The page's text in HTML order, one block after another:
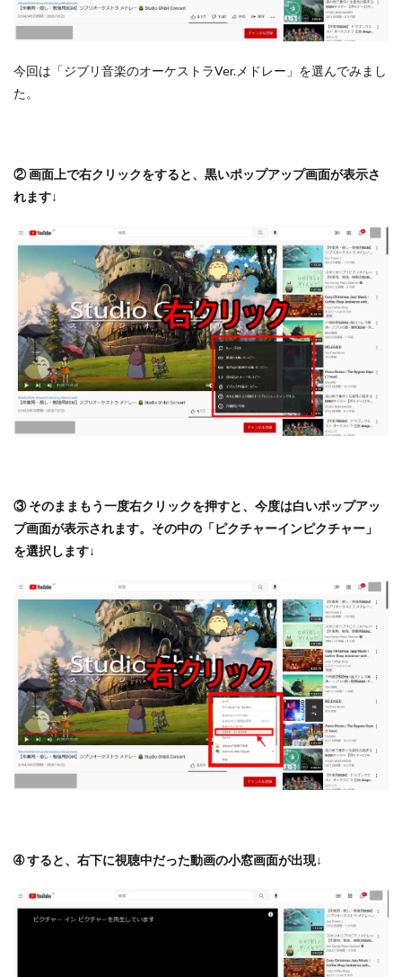
今回は「ジブリ音楽のオーケストラVer.メドレー」を選んでみまし
た。
② 画面上で右クリックをすると、黒いポップアップ画面が表示さ
れます↓
③ そのままもう一度右クリックを押すと、今度は白いポップアッ
プ画面が表示されます。その中の「ピクチャーインピクチャー」
を選択します↓
➃ すると、右下に視聴中だった動画の小窓画面が出現↓